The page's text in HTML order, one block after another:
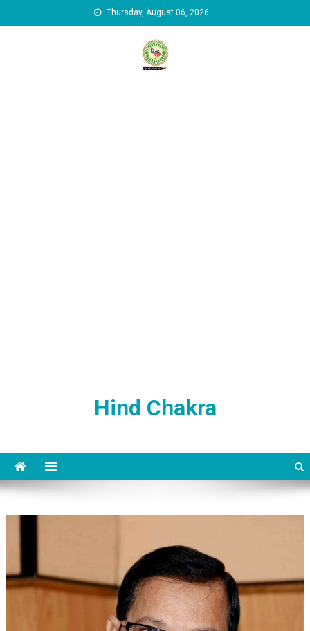
Thursday, August 06, 2026
Hind Chakra